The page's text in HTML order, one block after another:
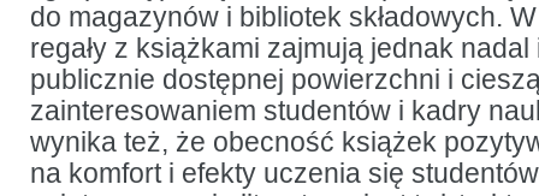
do magazynów i bibliotek składowych.
regały z książkami zajmują jednak
publicznie dostępnej powierzchni i
zainteresowaniem studentów i kadry
wynika też, że obecność książek
na komfort i efekty uczenia się